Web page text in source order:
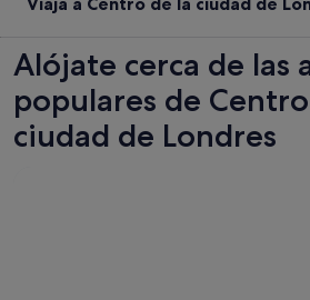
Alójate cerca de las
populares de
ciudad de Londres